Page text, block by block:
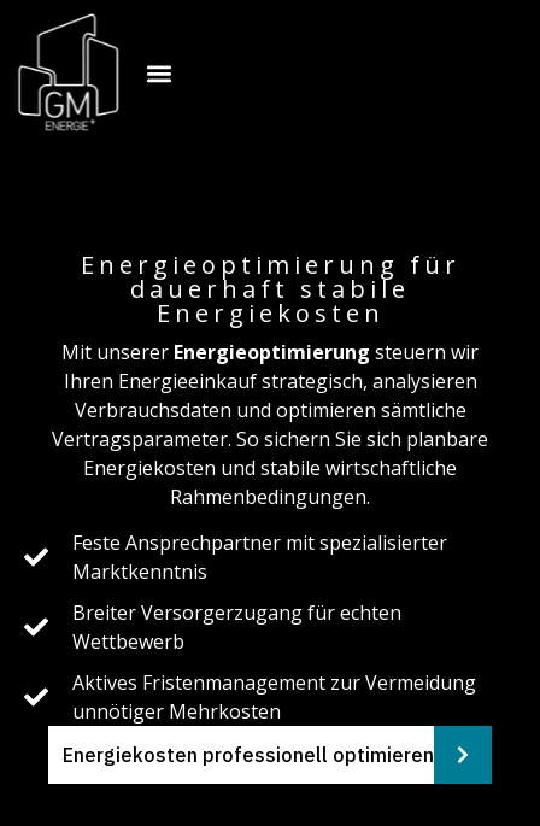
Energieoptimierung für
dauerhaft stabile
Energiekosten
Mit unserer Energieoptimierung steuern wir
Ihren Energieeinkauf strategisch, analysieren
Verbrauchsdaten und optimieren sämtliche
Vertragsparameter. So sichern Sie sich planbare
Energiekosten und stabile wirtschaftliche
Rahmenbedingungen.
Feste Ansprechpartner mit spezialisierter
Marktkenntnis
Breiter Versorgerzugang für echten
Wettbewerb
Aktives Fristenmanagement zur Vermeidung
unnötiger Mehrkosten
Energiekosten professionell optimieren